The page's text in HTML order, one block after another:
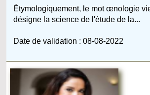
Étymologiquement, le mot œnologie
désigne la science de l'étude de la...
Date de validation : 08-08-2022